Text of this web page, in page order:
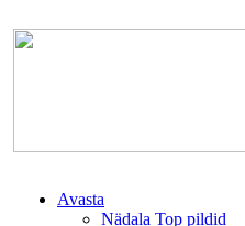
Avasta
Nädala Top pildid